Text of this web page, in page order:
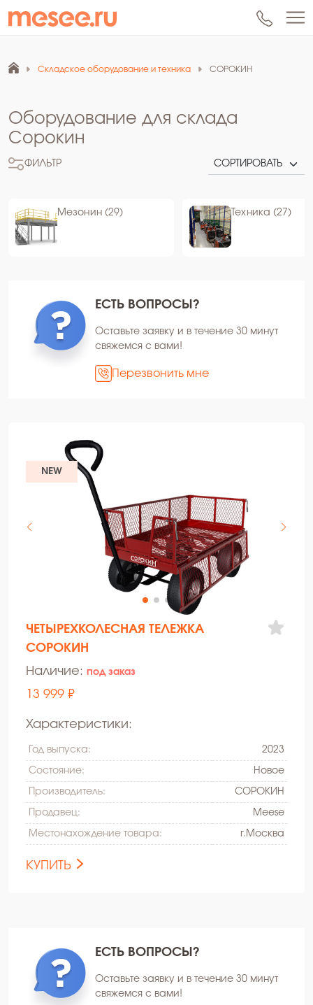
Складское оборудование и техника СОРОКИН
Оборудование для склада
Сорокин
ФИЛЬТР
Мезонин (29) Техника (27)
ЕСТЬ ВОПРОСЫ?
Оставьте заявку и в течение 30 минут
свяжемся с вами!
Перезвонить мне
NEW
ЧЕТЫРЕХКОЛЕСНАЯ ТЕЛЕЖКА
СОРОКИН
Наличие: под заказ
13 999 ₽
Характеристики:
Год выпуска: 2023
Состояние: Hовое
Производитель: СОРОКИН
Продавец: Meese
Местонахождение товара: г.Москва
КУПИТЬ
ЕСТЬ ВОПРОСЫ?
Оставьте заявку и в течение 30 минут
свяжемся с вами!